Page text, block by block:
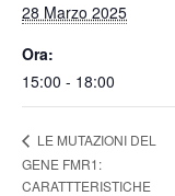
28 Marzo 2025
Ora:
15:00 - 18:00
LE MUTAZIONI DEL
GENE FMR1:
CARATTTERISTICHE